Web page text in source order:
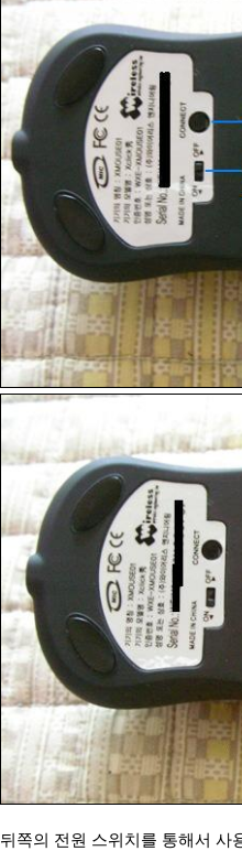
뒤쪽의 전원 스위치를 통해서 사